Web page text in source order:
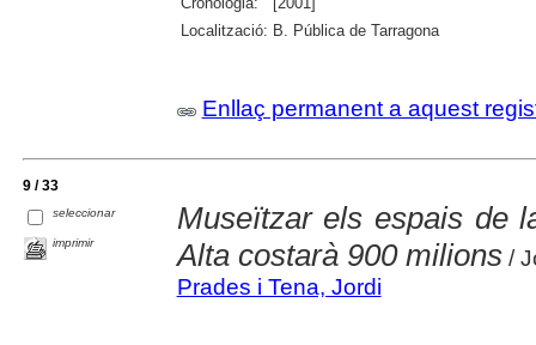
Localització: B. Pública de Tarragona
Enllaç permanent a aquest
9 / 33
seleccionar
imprimir
Museïtzar els espais de
Alta costarà 900 milions/
Prades i Tena, Jordi